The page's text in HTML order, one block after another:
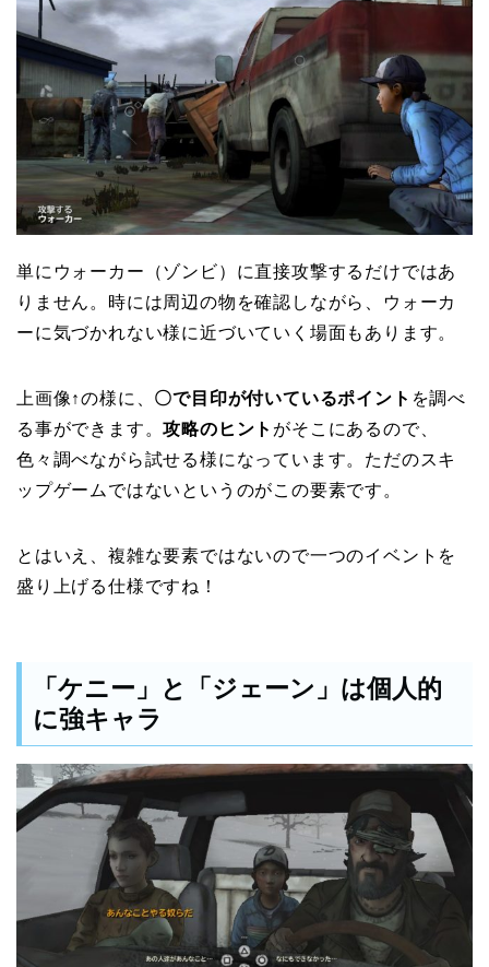
単にウォーカー（ゾンビ）に直接攻撃するだけではあ
りません。時には周辺の物を確認しながら、ウォーカ
ーに気づかれない様に近づいていく場面もあります。
上画像↑の様に、 〇で目印が付いているポイント を調べ
る事ができます。攻略のヒント がそこにあるので、
色々調べながら試せる様になっています。ただのスキ
ップゲームではないというのがこの要素です。
とはいえ、複雑な要素ではないので一つのイベントを
盛り上げる仕様ですね！
「ケニー」と「ジェーン」は個人的
に強キャラ